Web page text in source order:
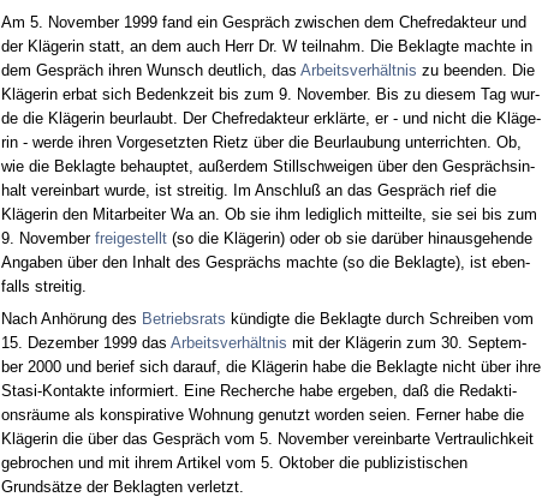
Am 5. No­vem­ber 1999 fand ein Gespräch zwi­schen dem Chef­re­dak­teur und
der Kläge­rin statt, an dem auch Herr Dr. W teil­nahm. Die Be­klag­te mach­te in
dem Gespräch ih­ren Wunsch deut­lich, das Ar­beits­verhält­nis zu be­en­den. Die
Kläge­rin er­bat sich Be­denk­zeit bis zum 9. No­vem­ber. Bis zu die­sem Tag wur­
de die Kläge­rin be­ur­laubt. Der Chef­re­dak­teur erklärte, er - und nicht die Kläge­
rin - wer­de ih­ren Vor­ge­setz­ten Rietz über die Be­ur­lau­bung un­ter­rich­ten. Ob,
wie die Be­klag­te be­haup­tet, außer­dem Still­schwei­gen über den Gesprächs­in­
halt ver­ein­bart wur­de, ist strei­tig. Im An­schluß an das Gespräch rief die
Kläge­rin den Mit­ar­bei­ter Wa an. Ob sie ihm le­dig­lich mit­teil­te, sie sei bis zum
9. No­vem­ber frei­ge­stellt(so die Kläge­rin) oder ob sie darüber hin­aus­ge­hen­de
An­ga­ben über den In­halt des Gesprächs mach­te (so die Be­klag­te), ist eben­
falls strei­tig.
Nach Anhörung des Be­triebs­rats kündig­te die Be­klag­te durch Schrei­ben vom
15. De­zem­ber 1999 das Ar­beits­verhält­nis mit der Kläge­rin zum 30. Sep­tem­
ber 2000 und be­rief sich dar­auf, die Kläge­rin ha­be die Be­klag­te nicht über ih­re
Sta­si-Kon­tak­te in­for­miert. Ei­ne Re­cher­che ha­be er­ge­ben, daß die Re­dak­ti­
onsräume als kon­spi­ra­ti­ve Woh­nung ge­nutzt wor­den sei­en. Fer­ner ha­be die
Kläge­rin die über das Gespräch vom 5. No­vem­ber ver­ein­bar­te Ver­trau­lich­keit
ge­bro­chen und mit ih­rem Ar­ti­kel vom 5. Ok­to­ber die pu­bli­zis­ti­schen
Grundsätze der Be­klag­ten ver­letzt.